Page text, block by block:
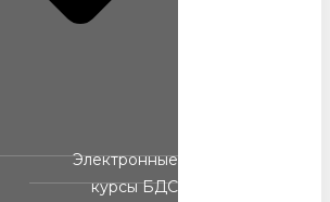
Электронные
курсы БДС